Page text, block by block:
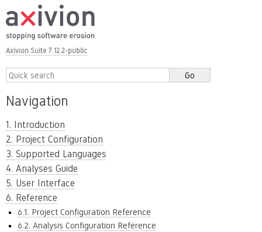
Axivion Suite 7.12.2-public
Navigation
1. Introduction
2. Project Configuration
3. Supported Languages
4. Analyses Guide
5. User Interface
6. Reference
6.1. Project Configuration Reference
6.2. Analysis Configuration Reference